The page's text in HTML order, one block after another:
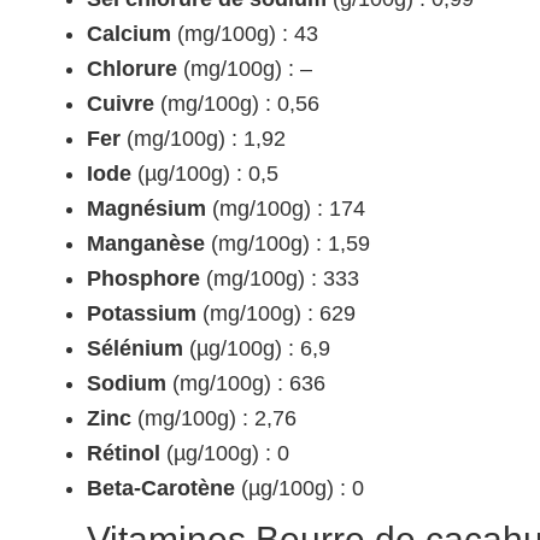
Calcium (mg/100g) : 43
Chlorure (mg/100g) : –
Cuivre (mg/100g) : 0,56
Fer (mg/100g) : 1,92
Iode (µg/100g) : 0,5
Magnésium (mg/100g) : 174
Manganèse (mg/100g) : 1,59
Phosphore (mg/100g) : 333
Potassium (mg/100g) : 629
Sélénium (µg/100g) : 6,9
Sodium (mg/100g) : 636
Zinc (mg/100g) : 2,76
Rétinol (µg/100g) : 0
Beta-Carotène (µg/100g) : 0